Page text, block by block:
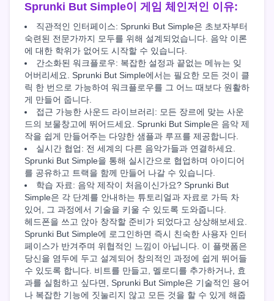
Sprunki But Simple이 게임 체인저인 이유:
직관적인 인터페이스: Sprunki But Simple은 초보자부터
숙련된 전문가까지 모두를 위해 설계되었습니다. 음악 이론
에 대한 학위가 없어도 시작할 수 있습니다.
간소화된 워크플로우: 복잡한 설정과 끝없는 메뉴는 잊
어버리세요. Sprunki But Simple에서는 필요한 모든 것이 클
릭 한 번으로 가능하여 워크플로우를 그 어느 때보다 원활하
게 만들어 줍니다.
접근 가능한 사운드 라이브러리: 모든 장르에 맞는 사운
드의 보물창고에 뛰어드세요. Sprunki But Simple은 음악 제
작을 쉽게 만들어주는 다양한 샘플과 루프를 제공합니다.
실시간 협업: 전 세계의 다른 음악가들과 연결하세요.
Sprunki But Simple을 통해 실시간으로 협업하며 아이디어
를 공유하고 트랙을 함께 만들어 나갈 수 있습니다.
학습 자료: 음악 제작이 처음이신가요? Sprunki But
Simple은 각 단계를 안내하는 튜토리얼과 자료로 가득 차
있어, 그 과정에서 기술을 키울 수 있도록 도와줍니다.
헤드폰을 쓰고 앉아 창작할 준비가 되었다고 상상해보세요.
Sprunki But Simple에 로그인하면 즉시 친숙한 사용자 인터
페이스가 반겨주며 위협적인 느낌이 아닙니다. 이 플랫폼은
당신을 염두에 두고 설계되어 창의적인 과정에 쉽게 뛰어들
수 있도록 합니다. 비트를 만들고, 멜로디를 추가하거나, 효
과를 실험하고 싶다면, Sprunki But Simple은 기술적인 용어
나 복잡한 기능에 짓눌리지 않고 모든 것을 할 수 있게 해줍